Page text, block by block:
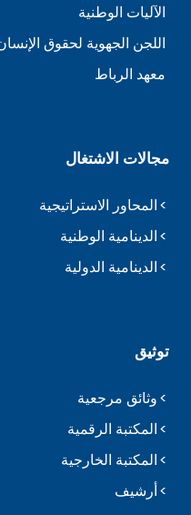
الآليات الوطنية
اللجن الجهوية لحقوق
معهد الرباط
مجالات الاشتغال
المحاور الاستراتيجية
الدينامية الوطنية
الدينامية الدولية
توثيق
وثائق مرجعية
المكتبة الرقمية
المكتبة الخارجية
أرشيف